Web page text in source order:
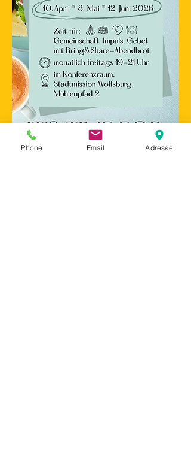
Phone Email Adresse